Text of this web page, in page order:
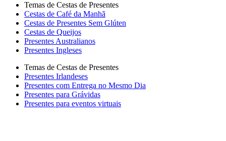
Temas de Cestas de Presentes
Cestas de Café da Manhã
Cestas de Presentes Sem Glúten
Cestas de Queijos
Presentes Australianos
Presentes Ingleses
Temas de Cestas de Presentes
Presentes Irlandeses
Presentes com Entrega no Mesmo Dia
Presentes para Grávidas
Presentes para eventos virtuais